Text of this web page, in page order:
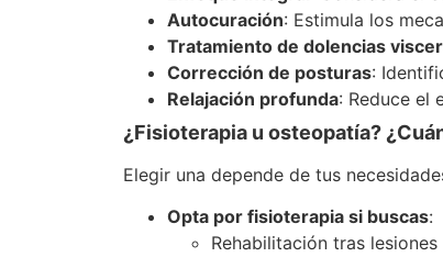
Autocuración: Estimula los
Tratamiento de dolencias
Corrección de posturas:
Relajación profunda: Reduce el
¿Fisioterapia u osteopatía?
Elegir una depende de tus
Opta por fisioterapia si buscas:
Rehabilitación tras